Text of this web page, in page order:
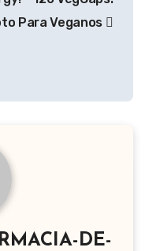
Para Veganos
DE-